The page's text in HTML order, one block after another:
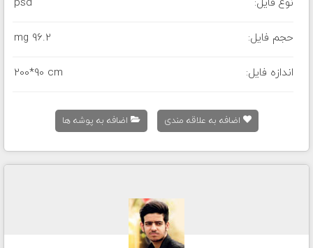
نوع فایل: psd
حجم فایل: 96.2 mg
اندازه فایل: 200*90 cm
اضافه به علاقه مندی اضافه به پوشه ها